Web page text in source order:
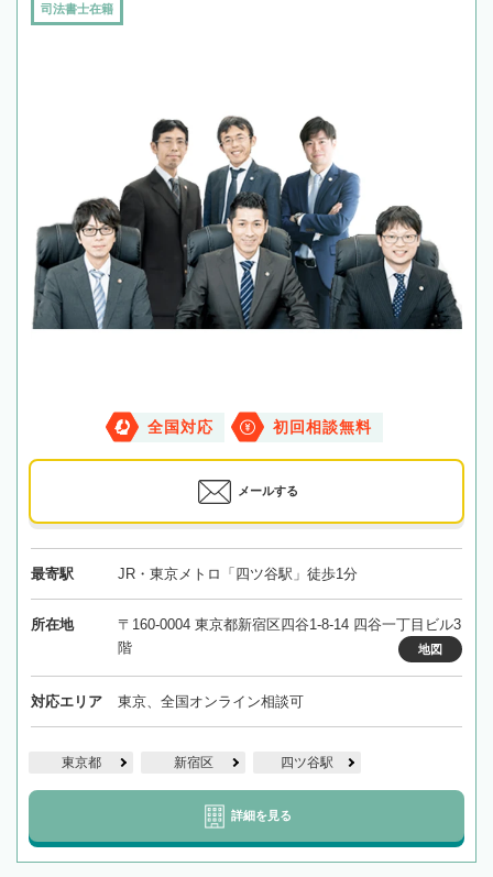
司法書士在籍
全国対応 初回相談無料
メールする
最寄駅 JR・東京メトロ「四ツ谷駅」徒歩1分
所在地
〒160-0004 東京都新宿区四谷1-8-14 四谷一丁目ビル3
階
地図
対応エリア 東京、全国オンライン相談可
東京都 新宿区 四ツ谷駅
詳細を見る